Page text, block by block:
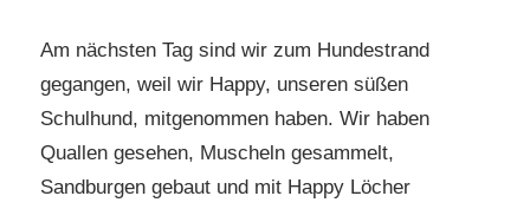
Am nächsten Tag sind wir zum Hundestrand
gegangen, weil wir Happy, unseren süßen
Schulhund, mitgenommen haben. Wir haben
Quallen gesehen, Muscheln gesammelt,
Sandburgen gebaut und mit Happy Löcher